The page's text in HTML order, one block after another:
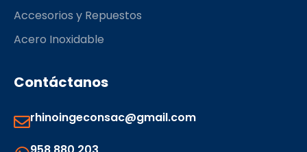
Accesorios y Repuestos
Acero Inoxidable
Contáctanos
rhinoingeconsac@gmail.com